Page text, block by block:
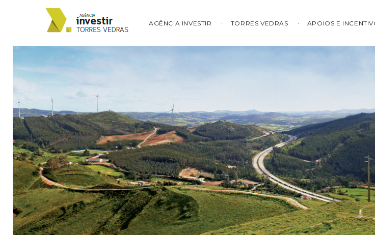
AGÊNCIA INVESTIR TORRES VEDRAS APOIOS E